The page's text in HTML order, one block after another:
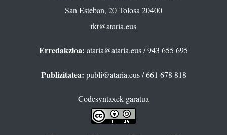
San Esteban, 20 Tolosa 20400
tkt@ataria.eus
Erredakzioa: ataria@ataria.eus/ 943 655 695
Publizitatea: publi@ataria.eus/ 661 678 818
Codesyntaxek garatua